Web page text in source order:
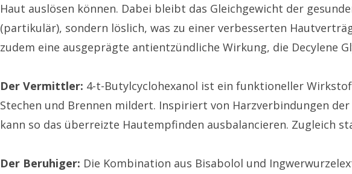
Haut auslösen können. Dabei bleibt das Gleichgewicht der
(partikulär), sondern löslich, was zu einer verbesserten
zudem eine ausgeprägte antientzündliche Wirkung, die Decylene
Der Vermittler: 4-t-Butylcyclohexanol ist ein funktioneller
Stechen und Brennen mildert. Inspiriert von Harzverbindungen
kann so das überreizte Hautempfinden ausbalancieren.
Der Beruhiger: Die Kombination aus Bisabolol und